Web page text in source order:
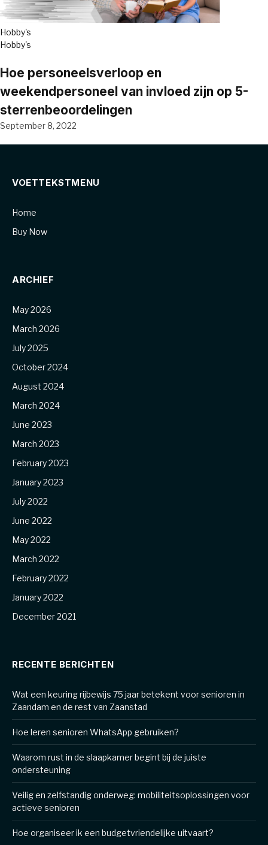
Hobby's
Hobby's
Hoe personeelsverloop en
weekendpersoneel van invloed zijn op 5-
sterrenbeoordelingen
September 8, 2022
VOETTEKSTMENU
Home
Buy Now
ARCHIEF
May 2026
March 2026
July 2025
October 2024
August 2024
March 2024
June 2023
March 2023
February 2023
January 2023
July 2022
June 2022
May 2022
March 2022
February 2022
January 2022
December 2021
RECENTE BERICHTEN
Wat een keuring rijbewijs 75 jaar betekent voor senioren in
Zaandam en de rest van Zaanstad
Hoe leren senioren WhatsApp gebruiken?
Waarom rust in de slaapkamer begint bij de juiste
ondersteuning
Veilig en zelfstandig onderweg: mobiliteitsoplossingen voor
actieve senioren
Hoe organiseer ik een budgetvriendelijke uitvaart?